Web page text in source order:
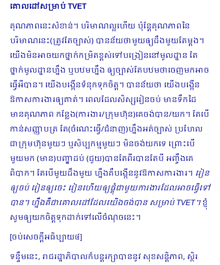
គោលដៅសម្រាប់TVET
គុណភាពនេះសំខាន់។ បរិមាណល្អហើយ ប៉ុន្តែគុណភាពនៃ
បរិមាណនេះ(ត្រូវតែច្បាស់) បានន័យថាមួយឲ្យដឹងមួយតែម្ដង។
យើងមិនអាចយកថ្នាក់កម្រិតខ្ពស់ទៅបង្រៀននៅមូលដ្ឋាន តែ
ថ្នាក់មូលដ្ឋានហ្នឹង ឬបឋមហ្នឹង ឲ្យច្បាស់តែបឋមថាចេញមកអាច
ធ្វើអីបាន។ យើងបង្កើនទំនុកទុកចិត្ត។ បានន័យថា យើងបង្កើន
ឱកាសការងារឲ្យ​គាត់។ ពេលដែលសិស្សរៀនចប់ មានទឹកដៃ
មានគុណភាព កន្លែង(ការងារ/ក្រុមហ៊ុន)គេចង់បាន/យក។ តែបើ
កាន់សញ្ញាបត្រ តែ(ចំណេះធ្វើ/ជំនាញ)ហ្នឹងអត់ច្បាស់ ប្រហែល
ជាក្រុមហ៊ុនមួយៗ ឬសិប្បកម្មមួយៗ មិនចង់យកទេ ព្រោះបើ
មួយមក (មាន)បញ្ហាដប់ (ជួយ)បានតែពីរបានតែបី អញ្ចឹងគេ
ពិបាក។ តែបើមួយដឹងមួយ ហ្នឹងគឺបង្កើននូវឱកាសការងារ។ រៀន
ឲ្យចប់ រៀនឲ្យចេះ រៀនហើយឲ្យផ្គុំជាមួយការងារដែលអាចធ្វើទៅ
បាន។ ហ្នឹងគឺជាគោលដៅដែលយើងចង់បាន សម្រាប់TVET។ខ្ញុំ
សូមឲ្យយកចិត្តទុកដាក់ទៅលើចំណុចនេះ។
[ចប់សេចក្ដីអធិប្បាយ៤]
ទន្ទឹមនេះ, រាជរដ្ឋាភិបាលក៏បន្តរក្សាបាននូវ សុខសន្តិភាព, ស្ថិរ